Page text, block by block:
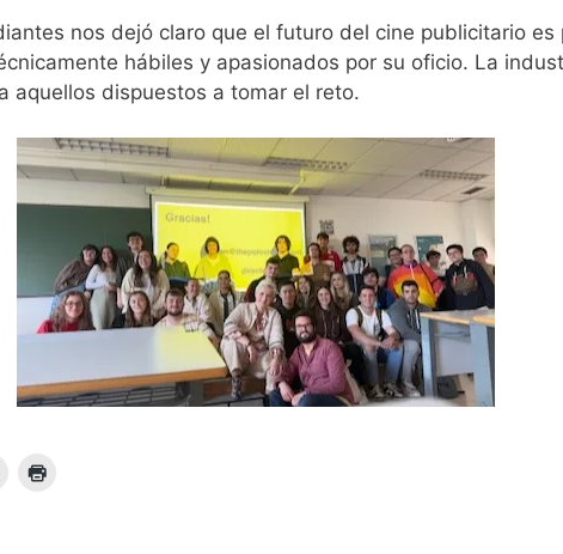
nos dejó claro que el futuro del cine publicitario
hábiles y apasionados por su oficio. La
aquellos dispuestos a tomar el reto.